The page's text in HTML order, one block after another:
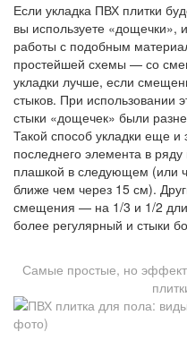
Если укладка ПВХ плитки
вы используете
работы с подобным
простейшей схемы — со
укладки лучше, если
стыков. При использовании
стыки «дощечек» были
Такой способ укладки еще
последнего элемента в
плашкой в следующем (или
ближе чем через 15 см).
смещения — на 1/3 и 1/2
более регулярный и стыки
Самые простые, но